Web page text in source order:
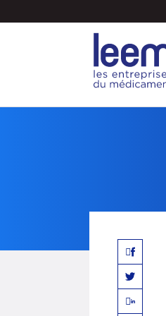
au
Facebook
Twitter
Linkedin